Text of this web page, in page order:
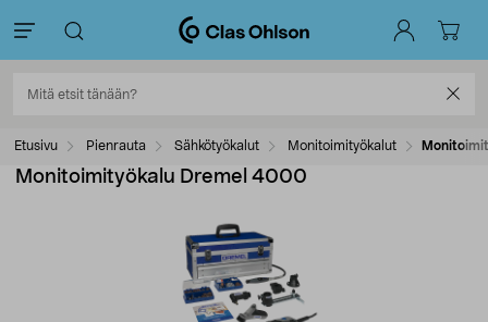
Etusivu Pienrauta Sähkötyökalut Monitoimityökalut
Monitoimityökalu Dremel 4000